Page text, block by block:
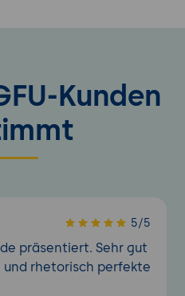
Kunden
5/5
präsentiert. Sehr gut
rhetorisch perfekte